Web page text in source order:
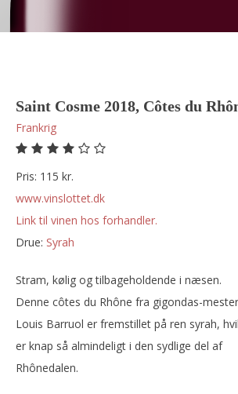
Saint Cosme 2018, Côtes du
Frankrig
Pris: 115 kr.
www.vinslottet.dk
Link til vinen hos forhandler.
Drue:
syrah
Stram, kølig og tilbageholdende i næsen.
Denne côtes du Rhône fra gigondas-
Louis Barruol er fremstillet på ren syrah,
er knap så almindeligt i den sydlige del af
Rhônedalen.